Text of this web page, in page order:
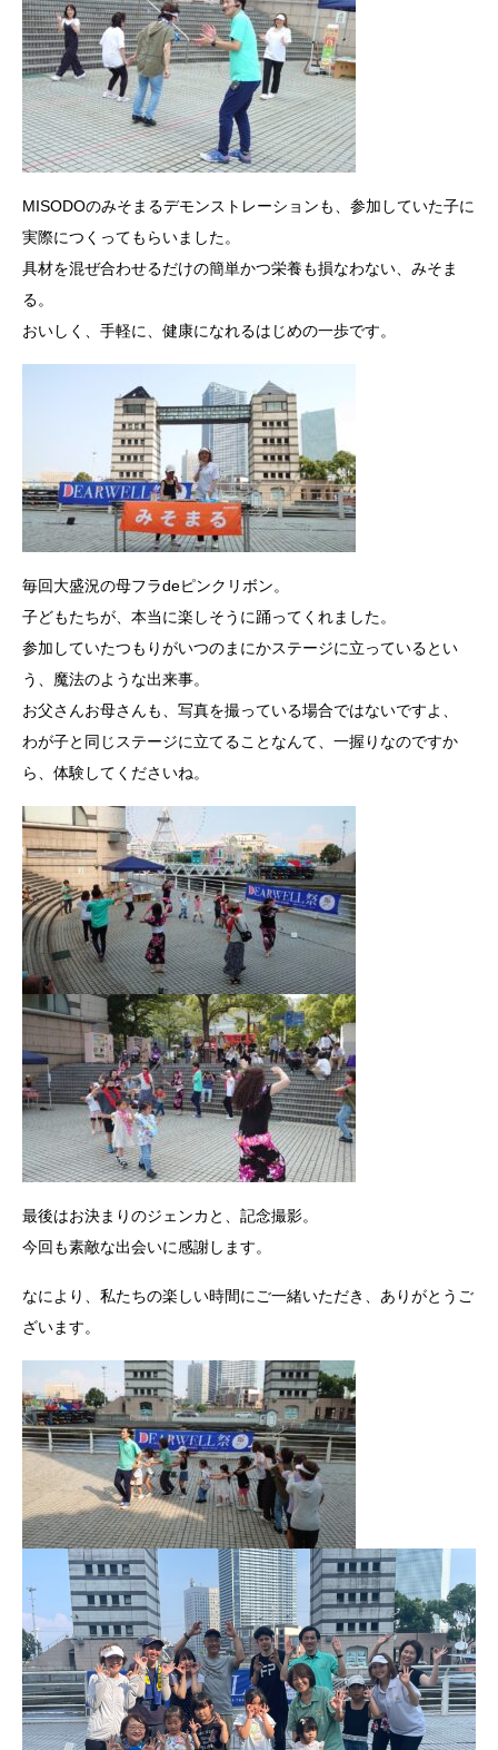
MISODOのみそまるデモンストレーションも、参加していた子に
実際につくってもらいました。
具材を混ぜ合わせるだけの簡単かつ栄養も損なわない、みそま
る。
おいしく、手軽に、健康になれるはじめの一歩です。
毎回大盛況の母フラdeピンクリボン。
子どもたちが、本当に楽しそうに踊ってくれました。
参加していたつもりがいつのまにかステージに立っているとい
う、魔法のような出来事。
お父さんお母さんも、写真を撮っている場合ではないですよ、
わが子と同じステージに立てることなんて、一握りなのですか
ら、体験してくださいね。
最後はお決まりのジェンカと、記念撮影。
今回も素敵な出会いに感謝します。
なにより、私たちの楽しい時間にご一緒いただき、ありがとうご
ざいます。